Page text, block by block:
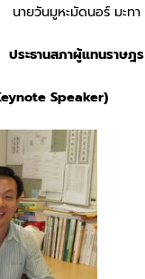
นายวันมูหะมัดนอร์ มะทา
ประธานสภาผู้แทนราษฎร
Speaker)